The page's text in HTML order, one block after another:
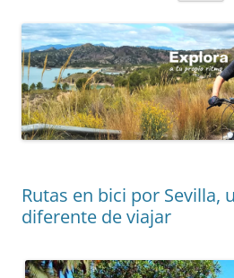
Rutas en bici por Sevilla,
diferente de viajar